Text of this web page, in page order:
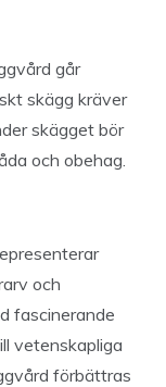
går
skägg kräver
skägget bör
och obehag.
och
fascinerande
vetenskapliga
förbättras